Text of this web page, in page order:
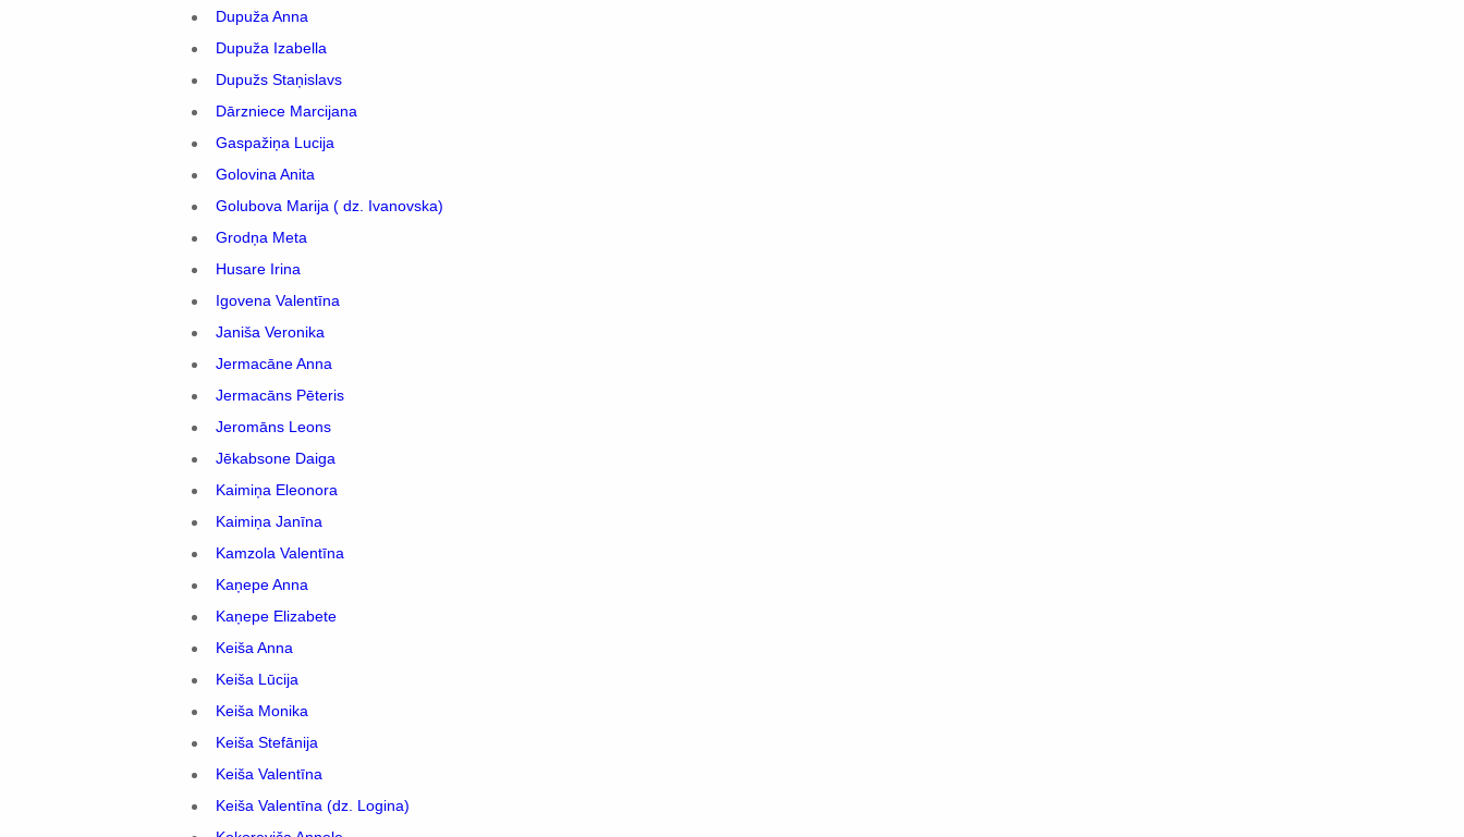
Dupuža Anna
Dupuža Izabella
Dupužs Staņislavs
Dārzniece Marcijana
Gaspažiņa Lucija
Golovina Anita
Golubova Marija ( dz. Ivanovska)
Grodņa Meta
Husare Irina
Igovena Valentīna
Janiša Veronika
Jermacāne Anna
Jermacāns Pēteris
Jeromāns Leons
Jēkabsone Daiga
Kaimiņa Eleonora
Kaimiņa Janīna
Kamzola Valentīna
Kaņepe Anna
Kaņepe Elizabete
Keiša Anna
Keiša Lūcija
Keiša Monika
Keiša Stefānija
Keiša Valentīna
Keiša Valentīna (dz. Logina)